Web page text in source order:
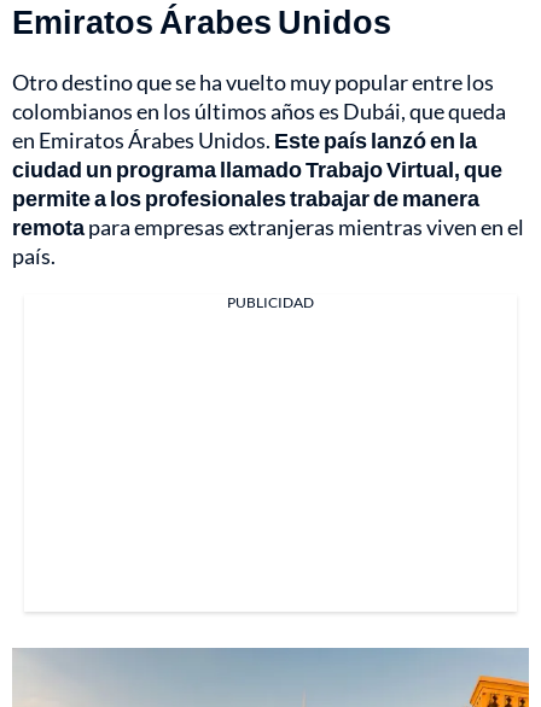
Emiratos Árabes Unidos
Otro destino que se ha vuelto muy popular entre los
colombianos en los últimos años es Dubái, que queda
en Emiratos Árabes Unidos. Este país lanzó en la
ciudad un programa llamado Trabajo Virtual, que
permite a los profesionales trabajar de manera
remotapara empresas extranjeras mientras viven en el
país.
PUBLICIDAD